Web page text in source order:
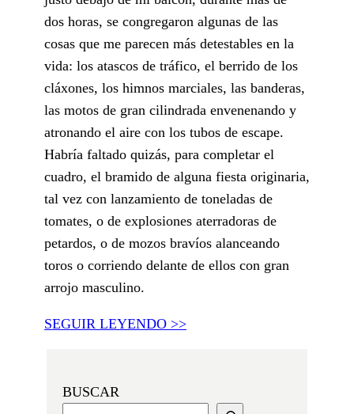
dos horas, se congregaron algunas de las
cosas que me parecen más detestables en la
vida: los atascos de tráfico, el berrido de los
cláxones, los himnos marciales, las banderas,
las motos de gran cilindrada envenenando y
atronando el aire con los tubos de escape.
Habría faltado quizás, para completar el
cuadro, el bramido de alguna fiesta originaria,
tal vez con lanzamiento de toneladas de
tomates, o de explosiones aterradoras de
petardos, o de mozos bravíos alanceando
toros o corriendo delante de ellos con gran
arrojo masculino.
SEGUIR LEYENDO >>
BUSCAR